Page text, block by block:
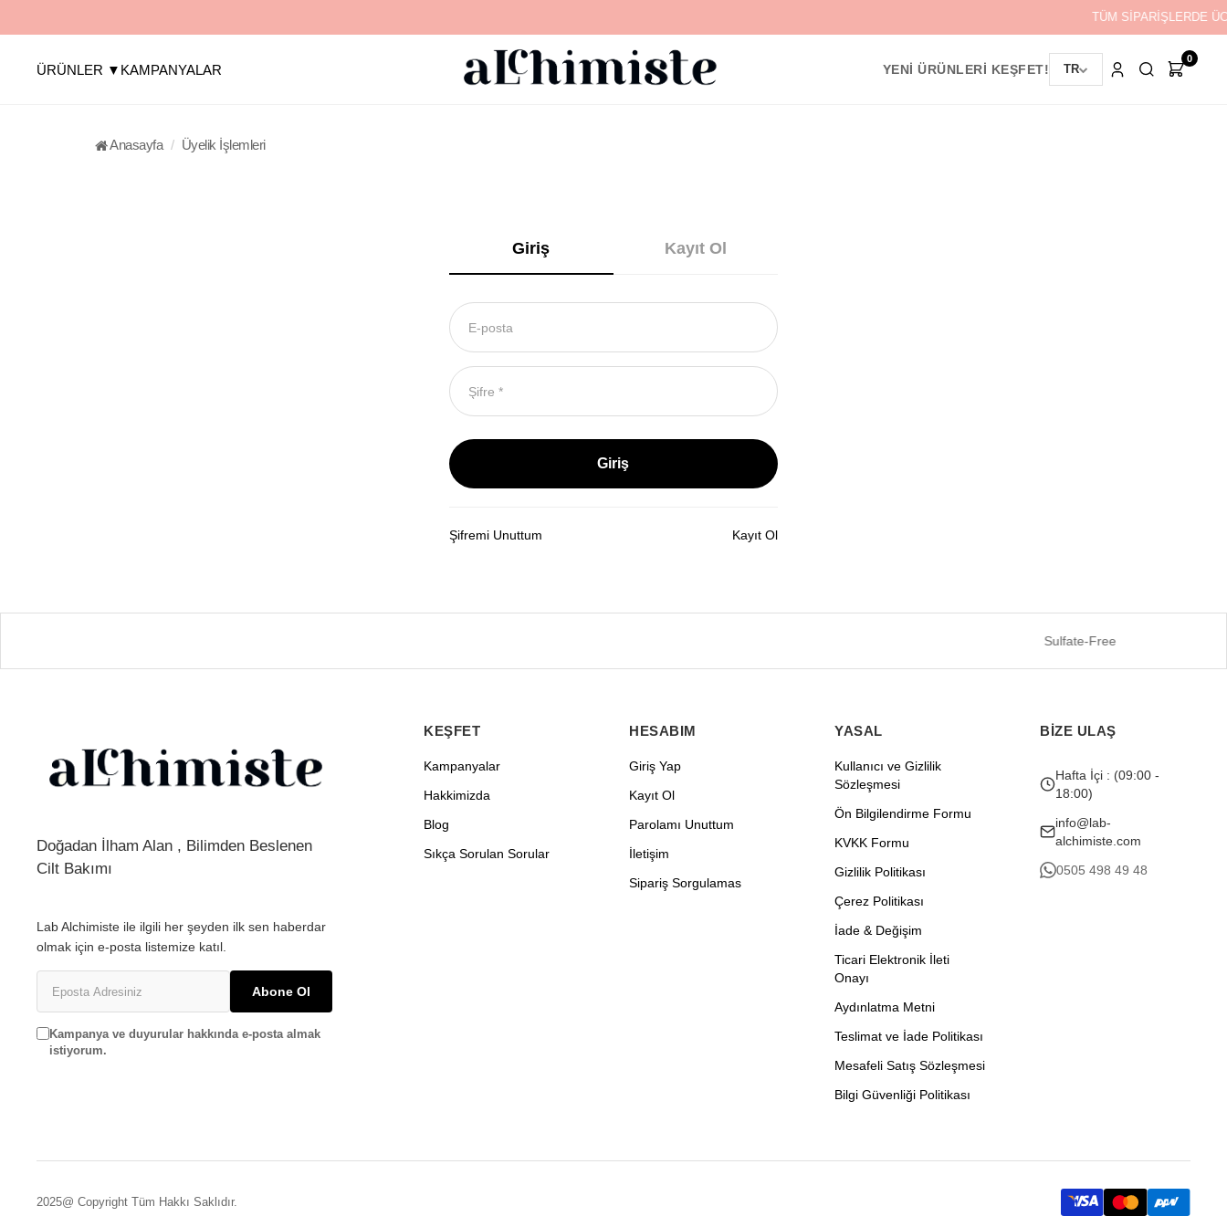
TÜM SİPARİŞLERDE
ÜRÜNLER ▼ KAMPANYALAR YENİ ÜRÜNLERİ KEŞFET! TR
0
Anasayfa Üyelik İşlemleri
Giriş Kayıt Ol
Giriş
Şifremi Unuttum Kayıt Ol
Sulfate-Free
Doğadan İlham Alan , Bilimden Beslenen
Cilt Bakımı
Lab Alchimiste ile ilgili her şeyden ilk sen haberdar
olmak için e-posta listemize katıl.
Abone Ol
Kampanya ve duyurular hakkında e-posta almak
istiyorum.
KEŞFET
Kampanyalar
Hakkimizda
Blog
Sıkça Sorulan Sorular
HESABIM
Giriş Yap
Kayıt Ol
Parolamı Unuttum
İletişim
Sipariş Sorgulamas
YASAL
Kullanıcı ve Gizlilik
Sözleşmesi
Ön Bilgilendirme Formu
KVKK Formu
Gizlilik Politikası
Çerez Politikası
İade & Değişim
Ticari Elektronik İleti
Onayı
Aydınlatma Metni
Teslimat ve İade Politikası
Mesafeli Satış Sözleşmesi
Bilgi Güvenliği Politikası
BİZE ULAŞ
Hafta İçi : (09:00 -
18:00)
info@lab-
alchimiste.com
0505 498 49 48
2025@ Copyright Tüm Hakkı Saklıdır.